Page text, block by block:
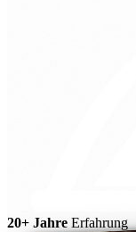
20+ Jahre Erfahrung